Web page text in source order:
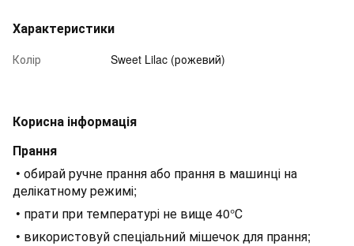
Характеристики
Колір Sweet Lilac (рожевий)
Корисна інформація
Прання
• обирай ручне прання або прання в машинці на
делікатному режимі;
• прати при температурі не вище 40°С
• використовуй спеціальний мішечок для прання;